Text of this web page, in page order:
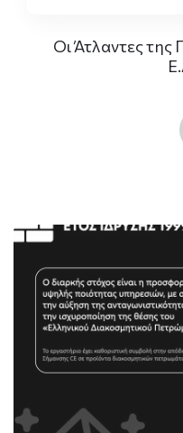
Οι Άτλαντες της